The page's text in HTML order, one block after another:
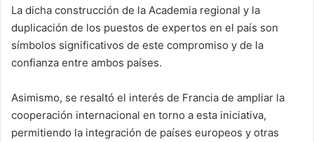
La dicha construcción de la Academia regional y la
duplicación de los puestos de expertos en el país son
símbolos significativos de este compromiso y de la
confianza entre ambos países.
Asimismo, se resaltó el interés de Francia de ampliar la
cooperación internacional en torno a esta iniciativa,
permitiendo la integración de países europeos y otras